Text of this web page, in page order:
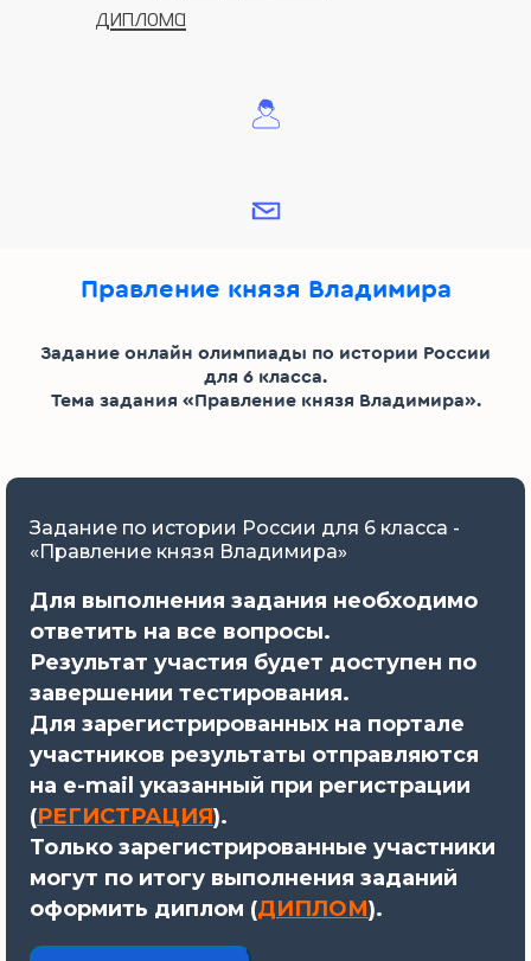
диплома
Правление князя Владимира
Задание онлайн олимпиады по истории России
для 6 класса.
Тема задания «Правление князя Владимира».
Задание по истории России для 6 класса -
«Правление князя Владимира»
Для выполнения задания необходимо
ответить на все вопросы.
Результат участия будет доступен по
завершении тестирования.
Для зарегистрированных на портале
участников результаты отправляются
на e-mail указанный при регистрации
(РЕГИСТРАЦИЯ).
Только зарегистрированные участники
могут по итогу выполнения заданий
оформить диплом (ДИПЛОМ).